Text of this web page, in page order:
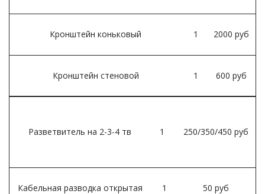
Кронштейн коньковый 1 2000 руб
Кронштейн стеновой 1 600 руб
Разветвитель на 2-3-4 тв 1 250/350/450 руб
Кабельная разводка открытая 1 50 руб